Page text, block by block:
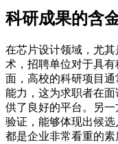
科研成果的含
在芯片设计领域，尤
术，招聘单位对于具
面，高校的科研项目
能力，这为求职者在
供了良好的平台。另
验证，能够体现出候
都是企业非常看重的素